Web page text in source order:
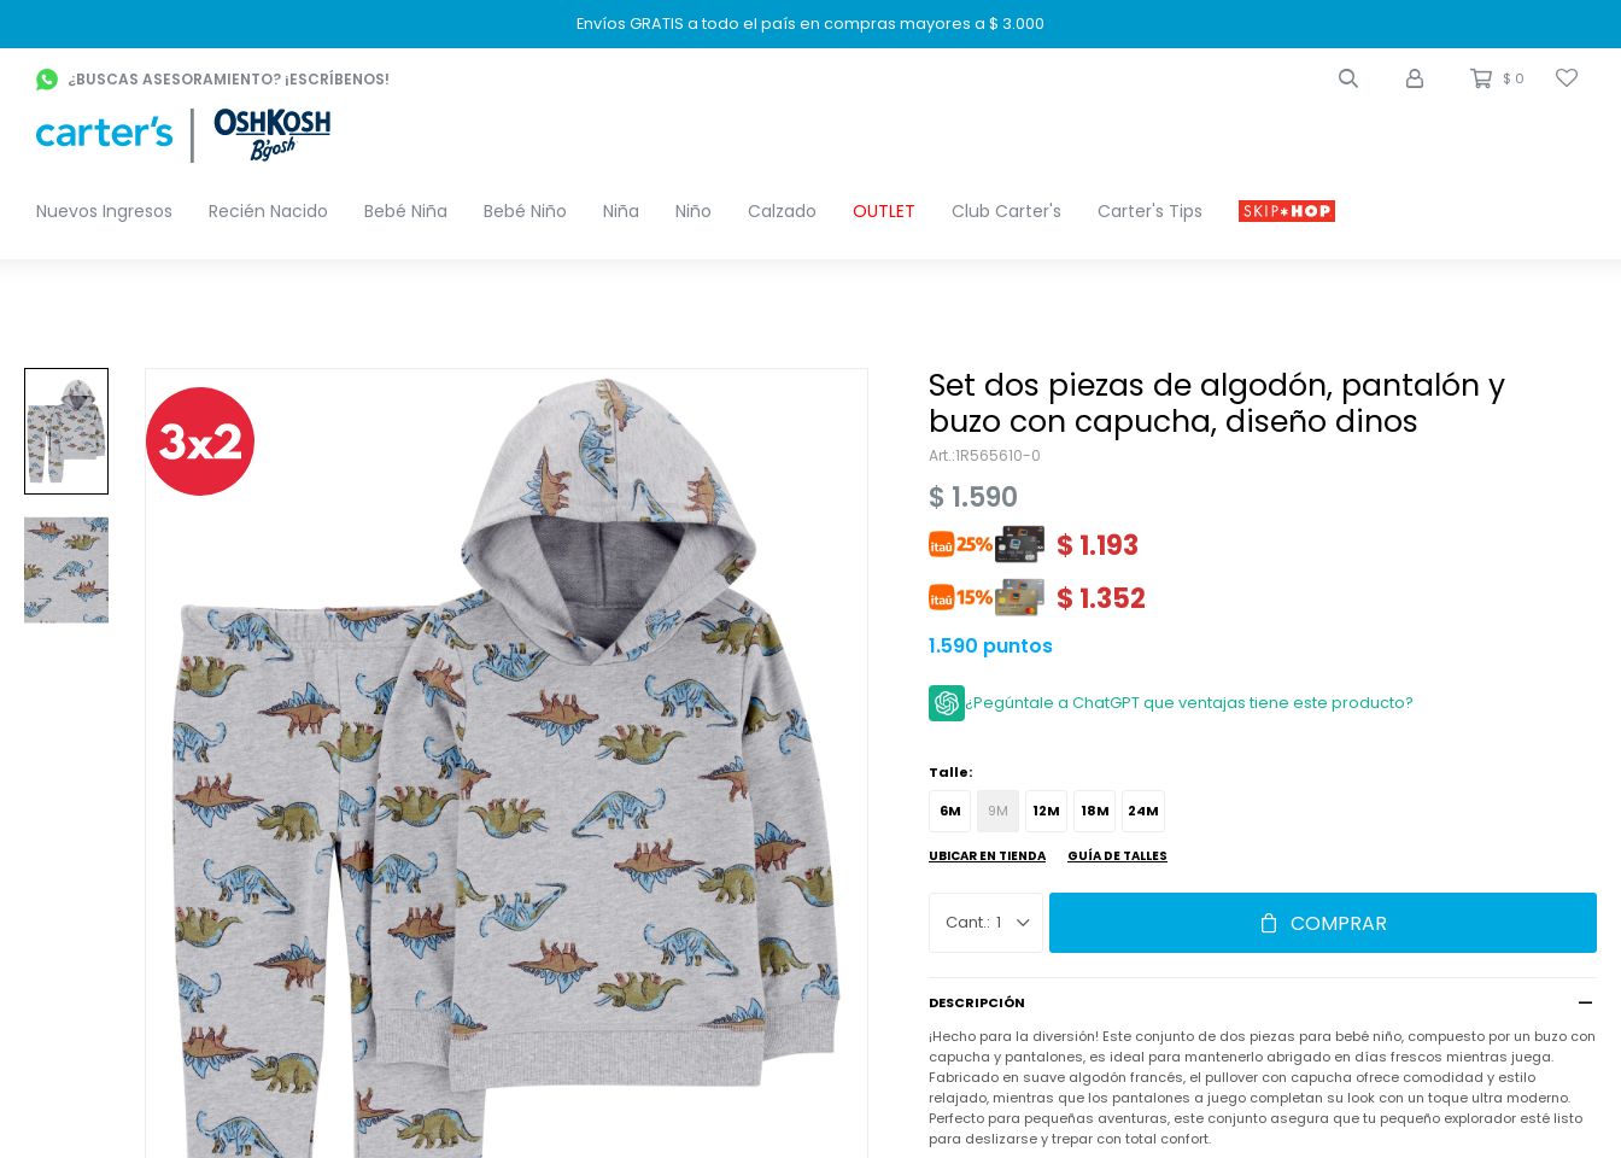
Envíos GRATIS a todo el país en compras mayores a $ 3.000
Nuevos Ingresos Recién Nacido Bebé Niña Bebé Niño Niña Niño Calzado OUTLET Club Carter's Carter's Tips
$ 0
¿BUSCAS ASESORAMIENTO? ¡ESCRÍBENOS!
Set dos piezas de algodón, pantalón y
buzo con capucha, diseño dinos
1R565610-0
$ 1.590
$ 1.193
$ 1.352
1.590 puntos
¿Pegúntale a ChatGPT que ventajas tiene este producto?
Talle:
6M
9M 12M 18M 24M
UBICAR EN TIENDA GUÍA DE TALLES
1 COMPRAR
DESCRIPCIÓN
¡Hecho para la diversión! Este conjunto de dos piezas para bebé niño, compuesto por un buzo con
capucha y pantalones, es ideal para mantenerlo abrigado en días frescos mientras juega.
Fabricado en suave algodón francés, el pullover con capucha ofrece comodidad y estilo
relajado, mientras que los pantalones a juego completan su look con un toque ultra moderno.
Perfecto para pequeñas aventuras, este conjunto asegura que tu pequeño explorador esté listo
para deslizarse y trepar con total confort.